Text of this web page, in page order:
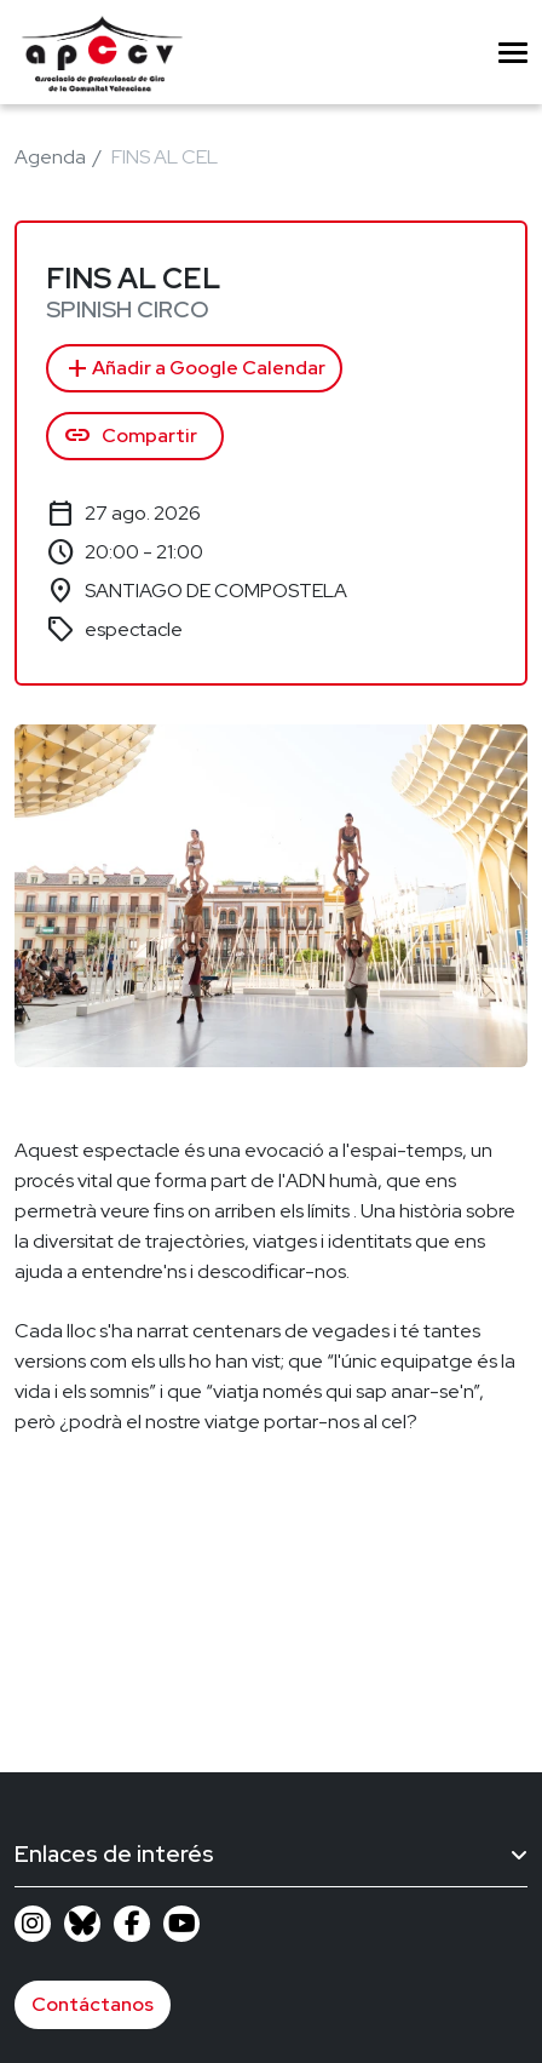
Agenda FINS AL CEL
FINS AL CEL
SPINISH CIRCO
add Añadir a Google Calendar
link Compartir
calendar_today 27 ago. 2026
schedule 20:00 - 21:00
location_on SANTIAGO DE COMPOSTELA
sell espectacle
Aquest espectacle és una evocació a l'espai-temps, un
procés vital que forma part de l'ADN humà, que ens
permetrà veure fins on arriben els límits . Una història sobre
la diversitat de trajectòries, viatges i identitats que ens
ajuda a entendre'ns i descodificar-nos.
Cada lloc s'ha narrat centenars de vegades i té tantes
versions com els ulls ho han vist; que “l'únic equipatge és la
vida i els somnis” i que “viatja només qui sap anar-se'n”,
però ¿podrà el nostre viatge portar-nos al cel?
Enlaces de interés
Contáctanos